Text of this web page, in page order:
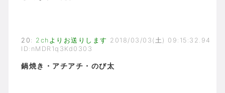
20 : 2chよりお送りします 2018/03/03(土) 09:15:32.94
ID:nMDR1q3Kd0303
鍋焼き・アチアチ・のび太